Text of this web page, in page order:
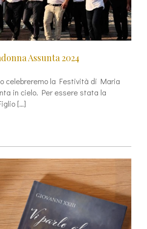
Assunta 2024
celebreremo la Festività di Maria
in cielo. Per essere stata la
[…]